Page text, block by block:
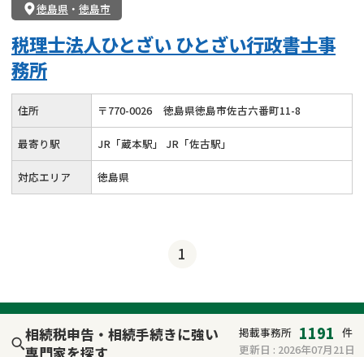
徳島県 ・ 徳島市
税理士法人ひとざい ひとざい行政書士事
務所
住所 〒770-0026 徳島県徳島市佐古六番町11-8
最寄り駅 JR「蔵本駅」 JR「佐古駅」
対応エリア 徳島県
1
相続税申告・相続手続きに強い
専門家を探す
掲載事務所 1191 件
更新日 : 2026年07月21日